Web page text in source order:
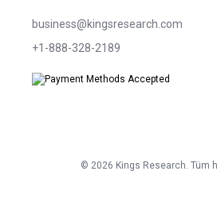
business@kingsresearch.com
+1-888-328-2189
© 2026 Kings Research. Tüm